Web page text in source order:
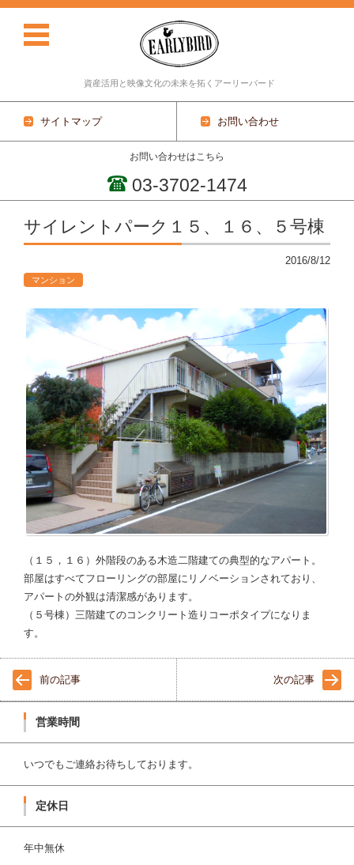
資産活用と映像文化の未来を拓くアーリーバード
サイトマップ お問い合わせ
お問い合わせはこちら
03-3702-1474
コンテンツに移動
サイレントパーク１５、１６、５号棟
2016/8/12
マンション
（１５，１６）外階段のある木造二階建ての典型的なアパート。
部屋はすべてフローリングの部屋にリノベーションされており、
アパートの外観は清潔感があります。
（５号棟）三階建てのコンクリート造りコーポタイプになりま
す。
前の記事 次の記事
営業時間
いつでもご連絡お待ちしております。
定休日
年中無休